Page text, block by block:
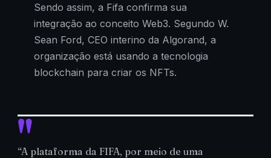
Sendo assim, a Fifa confirma sua
integração ao conceito Web3. Segundo W.
Sean Ford, CEO interino da Algorand, a
organização está usando a tecnologia
blockchain para criar os NFTs.
“A plataforma da FIFA, por meio de uma